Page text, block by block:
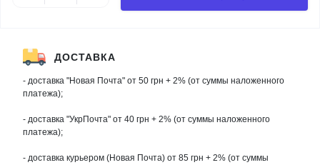
ДОСТАВКА
- доставка "Новая Почта" от 50 грн + 2% (от суммы наложенного
платежа);
- доставка "УкрПочта" от 40 грн + 2% (от суммы наложенного
платежа);
- доставка курьером (Новая Почта) от 85 грн + 2% (от суммы